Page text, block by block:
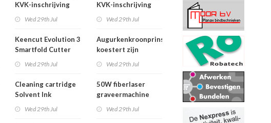
KVK-inschrijving
Wed 29th Jul
Keencut Evolution 3
Smartfold Cutter
Wed 29th Jul
Cleaning cartridge
Solvent Ink
Wed 29th Jul
KVK-inschrijving
Wed 29th Jul
Augurkenkroonprins
koestert zijn
Wed 29th Jul
50W fiberlaser
graveermachine
Wed 29th Jul